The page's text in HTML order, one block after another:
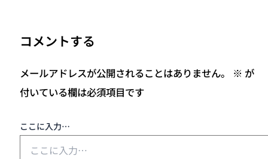
コメントする
メールアドレスが公開されることはありません。 ※ が
付いている欄は必須項目です
ここに入力…